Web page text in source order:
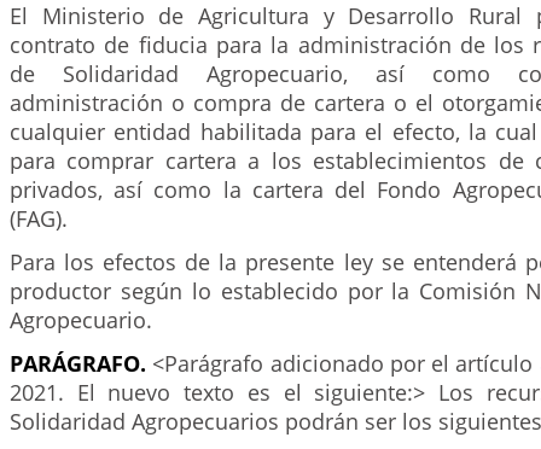
El Ministerio de Agricultura y Desarrollo Rural
contrato de fiducia para la administración de los
de Solidaridad Agropecuario, así como
administración o compra de cartera o el
cualquier entidad habilitada para el efecto, la
para comprar cartera a los establecimientos de
privados, así como la cartera del Fondo
(FAG).
Para los efectos de la presente ley se entenderá
productor según lo establecido por la Comisión
Agropecuario.
PARÁGRAFO. <Parágrafo adicionado por el artículo
2021. El nuevo texto es el siguiente:> Los
Solidaridad Agropecuarios podrán ser los